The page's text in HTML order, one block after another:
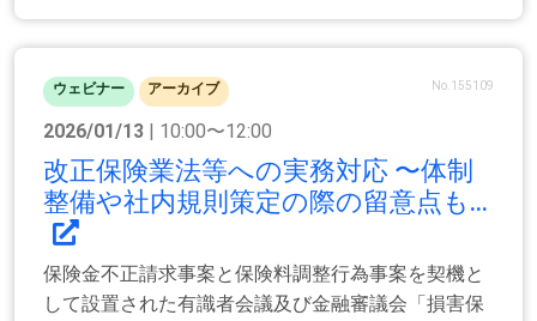
ウェビナー アーカイブ No.155109
2026/01/13 | 10:00〜12:00
改正保険業法等への実務対応 〜体制
整備や社内規則策定の際の留意点も...
保険金不正請求事案と保険料調整行為事案を契機と
して設置された有識者会議及び金融審議会「損害保